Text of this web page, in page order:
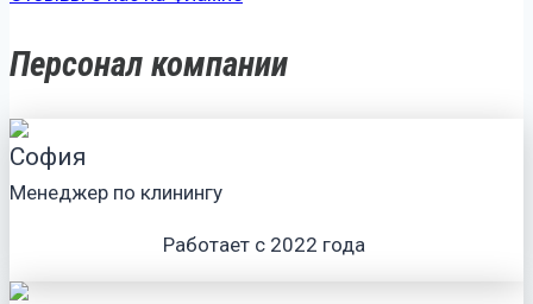
Персонал компании
София
Менеджер по клинингу
Работает с 2022 года